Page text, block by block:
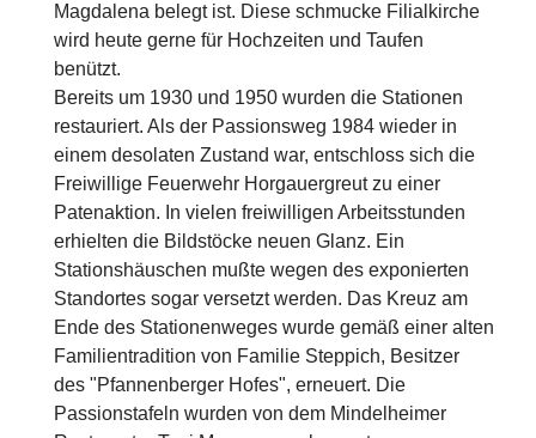
Magdalena belegt ist. Diese schmucke Filialkirche
wird heute gerne für Hochzeiten und Taufen
benützt.
Bereits um 1930 und 1950 wurden die Stationen
restauriert. Als der Passionsweg 1984 wieder in
einem desolaten Zustand war, entschloss sich die
Freiwillige Feuerwehr Horgauergreut zu einer
Patenaktion. In vielen freiwilligen Arbeitsstunden
erhielten die Bildstöcke neuen Glanz. Ein
Stationshäuschen mußte wegen des exponierten
Standortes sogar versetzt werden. Das Kreuz am
Ende des Stationenweges wurde gemäß einer alten
Familientradition von Familie Steppich, Besitzer
des "Pfannenberger Hofes", erneuert. Die
Passionstafeln wurden von dem Mindelheimer